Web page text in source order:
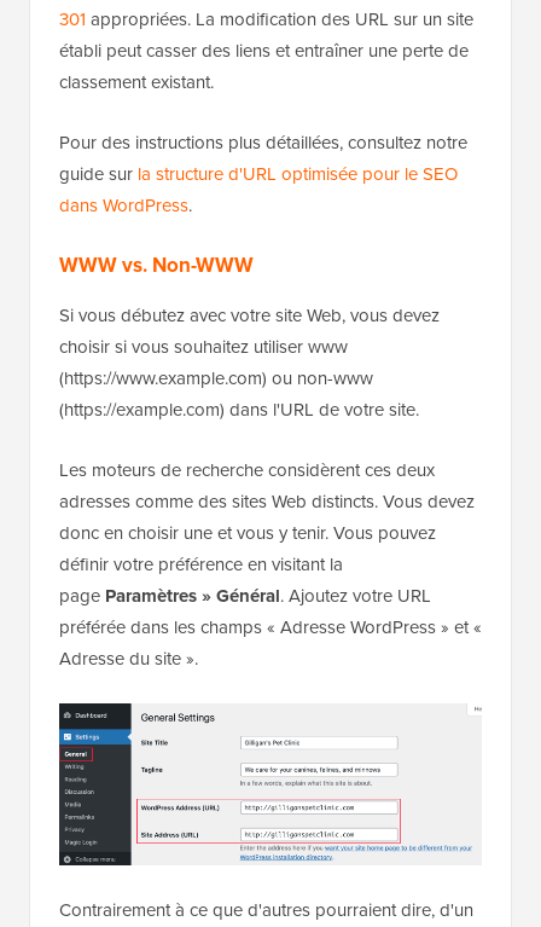
301 appropriées. La modification des URL sur un site
établi peut casser des liens et entraîner une perte de
classement existant.
Pour des instructions plus détaillées, consultez notre
guide sur la structure d'URL optimisée pour le SEO
dans WordPress.
WWW vs. Non-WWW
Si vous débutez avec votre site Web, vous devez
choisir si vous souhaitez utiliser www
(https://www.example.com) ou non-www
(https://example.com) dans l'URL de votre site.
Les moteurs de recherche considèrent ces deux
adresses comme des sites Web distincts. Vous devez
donc en choisir une et vous y tenir. Vous pouvez
définir votre préférence en visitant la
page Paramètres » Général. Ajoutez votre URL
préférée dans les champs « Adresse WordPress » et «
Adresse du site ».
Contrairement à ce que d'autres pourraient dire, d'un